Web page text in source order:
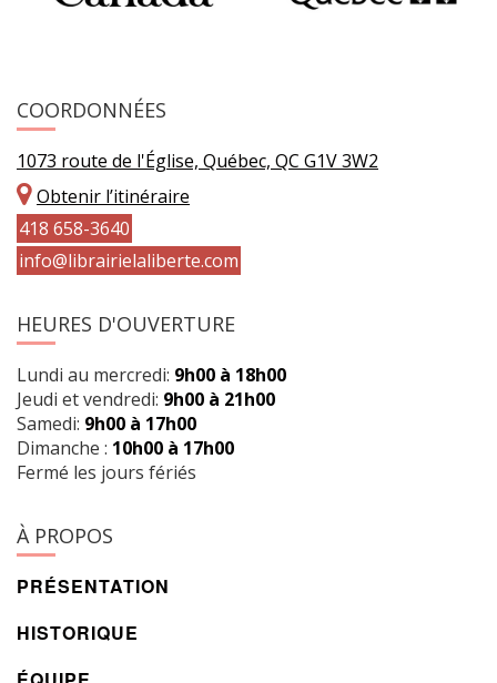
COORDONNÉES
1073 route de l'Église, Québec, QC G1V 3W2
Obtenir l’itinéraire
418 658-3640
info@librairielaliberte.com
HEURES D'OUVERTURE
Lundi au mercredi: 9h00 à 18h00
Jeudi et vendredi: 9h00 à 21h00
Samedi: 9h00 à 17h00
Dimanche : 10h00 à 17h00
Fermé les jours fériés
À PROPOS
PRÉSENTATION
HISTORIQUE